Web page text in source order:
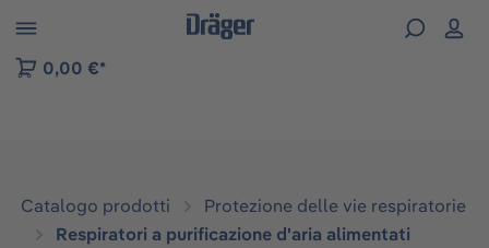
Skip to B2B platform navigation
0,00 €*
Catalogo prodotti
Protezione delle vie respiratorie
Respiratori a purificazione d'aria alimentati